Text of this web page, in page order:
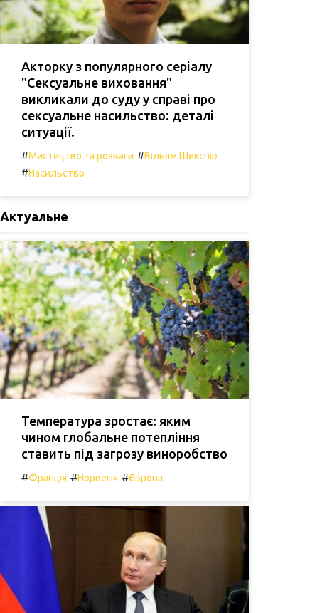
Акторку з популярного серіалу
"Сексуальне виховання"
викликали до суду у справі про
сексуальне насильство: деталі
ситуації.
#Мистецтво та розваги #Вільям Шекспір
#Насильство
Актуальне
Температура зростає: яким
чином глобальне потепління
ставить під загрозу виноробство
#Франція #Норвегія #Європа